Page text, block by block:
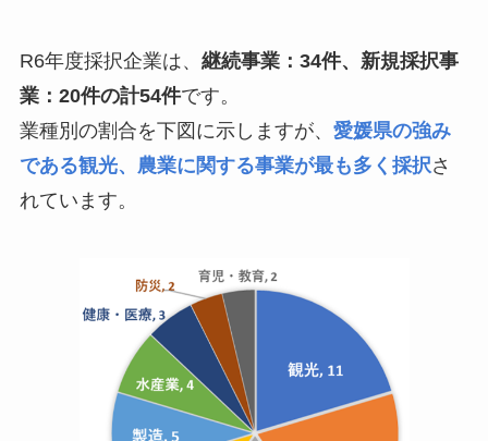
R6年度採択企業は、 継続事業：34件、新規採択事
業：20件の計54件です。
業種別の割合を下図に示しますが、 愛媛県の強み
である観光、農業に関する事業が最も多く採択さ
れています。